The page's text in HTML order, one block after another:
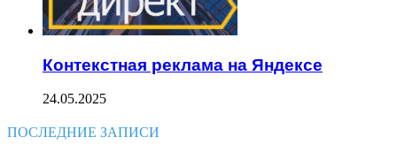
Контекстная реклама на Яндексе
24.05.2025
ПОСЛЕДНИЕ ЗАПИСИ